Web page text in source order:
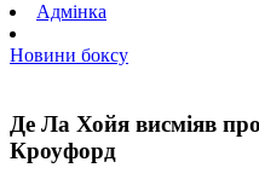
Адмінка
Новини боксу
Де Ла Хойя висміяв
Кроуфорд